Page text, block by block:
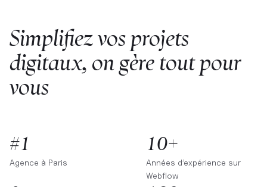
Simplifiez vos projets
digitaux, on gère tout pour
vous
#1
Agence à Paris
10+
Années d’expérience sur
Webflow